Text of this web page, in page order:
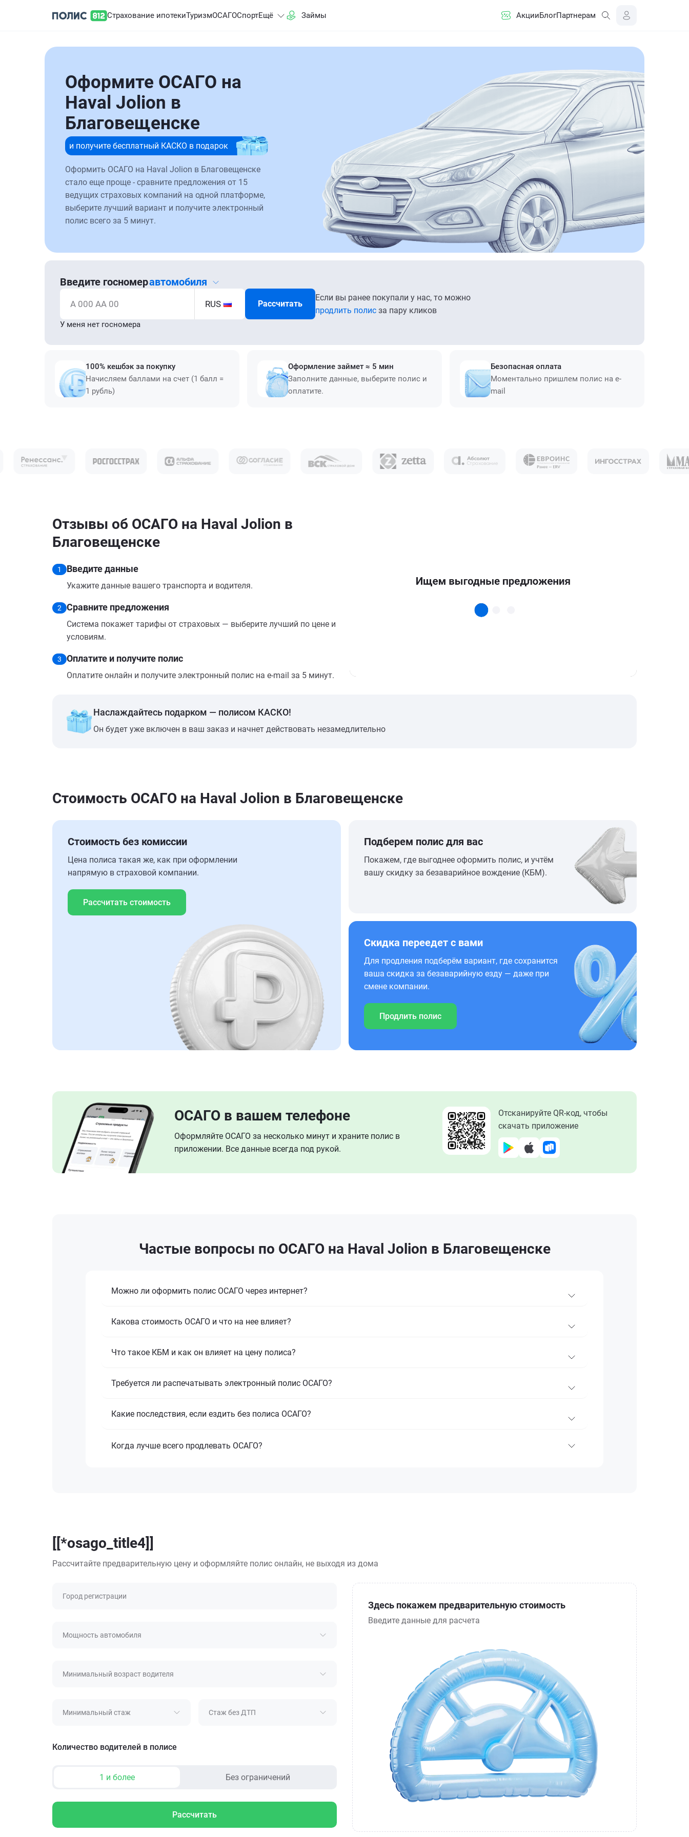
Страхование ипотекиТуризмОСАГОСпортЕщё Займы АкцииБлогПартнерам
Оформите ОСАГО на
Haval Jolion в
Благовещенске
и получите бесплатный КАСКО в подарок
Оформить ОСАГО на Haval Jolion в Благовещенске
стало еще проще - сравните предложения от 15
ведущих страховых компаний на одной платформе,
выберите лучший вариант и получите электронный
полис всего за 5 минут.
Введите госномеравтомобиля
А 000 АА 00 RUS Рассчитать
Если вы ранее покупали у нас, то можно
продлить полис за пару кликов
У меня нет госномера
100% кешбэк за покупку
Начисляем баллами на счет (1 балл =
1 рубль)
Оформление займет ≈ 5 мин
Заполните данные, выберите полис и
оплатите.
Безопасная оплата
Моментально пришлем полис на e-
mail
Отзывы об ОСАГО на Haval Jolion в
Благовещенске
1 Введите данные
Укажите данные вашего транспорта и водителя.
2 Сравните предложения
Система покажет тарифы от страховых — выберите лучший по цене и
условиям.
3 Оплатите и получите полис
Оплатите онлайн и получите электронный полис на e-mail за 5 минут.
Наслаждайтесь подарком — полисом КАСКО!
Он будет уже включен в ваш заказ и начнет действовать незамедлительно
Стоимость ОСАГО на Haval Jolion в Благовещенске
Стоимость без комиссии
Цена полиса такая же, как при оформлении
напрямую в страховой компании.
Рассчитать стоимость
Подберем полис для вас
Покажем, где выгоднее оформить полис, и учтём
вашу скидку за безаварийное вождение (КБМ).
Скидка переедет с вами
Для продления подберём вариант, где сохранится
ваша скидка за безаварийную езду — даже при
смене компании.
Продлить полис
ОСАГО в вашем телефоне
Оформляйте ОСАГО за несколько минут и храните полис в
приложении. Все данные всегда под рукой.
Отсканируйте QR-код, чтобы
скачать приложение
Частые вопросы по ОСАГО на Haval Jolion в Благовещенске
Можно ли оформить полис ОСАГО через интернет?
Какова стоимость ОСАГО и что на нее влияет?
Что такое КБМ и как он влияет на цену полиса?
Требуется ли распечатывать электронный полис ОСАГО?
Какие последствия, если ездить без полиса ОСАГО?
Когда лучше всего продлевать ОСАГО?
[[*osago_title4]]
Рассчитайте предварительную цену и оформляйте полис онлайн, не выходя из дома
Город регистрации
Мощность автомобиля
Минимальный возраст водителя
Минимальный стаж Стаж без ДТП
Количество водителей в полисе
1 и более Без ограничений
Рассчитать
Здесь покажем предварительную стоимость
Введите данные для расчета